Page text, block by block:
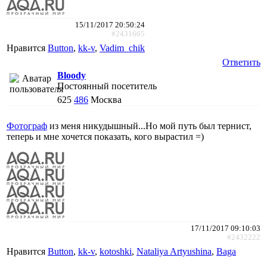
15/11/2017 20:50:24
#2431665
Нравится Button, kk-v, Vadim_chik
Ответить
Bloody
Постоянный посетитель
625 486 Москва
Фотограф из меня никудышный...Но мой путь был тернист,
теперь и мне хочется показать, кого вырастил =)
17/11/2017 09:10:03
#2432222
Нравится Button, kk-v, kotoshki, Nataliya Artyushina, Baga